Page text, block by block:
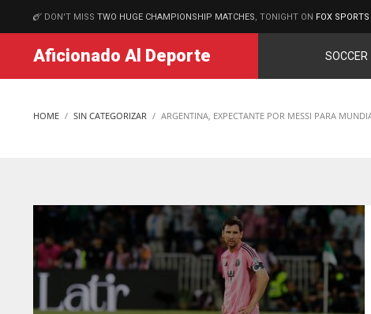
MATCHES
DON'T MISS TWO HUGE CHAMPIONSHIP MATCHES , TONIGHT ON FOX SPORTS
Aficionado Al Deporte SOCCER
HOME SIN CATEGORIZAR ARGENTINA, EXPECTANTE POR MESSI PARA